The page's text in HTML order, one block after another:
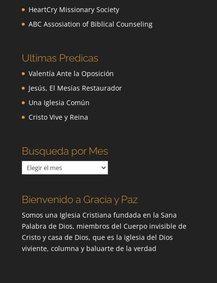
HeartCry Missionary Society
ABC Assosiation of Biblical Counseling
Ultimas Predicas
Valentía Ante la Oposición
Jesús, El Mesías Restaurador
Una Iglesia Común
Cristo Vive y Reina
Busqueda por Mes
Busqueda
por
Bienvenido a Gracia y Paz
Somos una Iglesia Cristiana fundada en la Sana
Palabra de Dios, miembros del Cuerpo invisible de
Cristo y casa de Dios, que es la iglesia del Dios
viviente, columna y baluarte de la verdad